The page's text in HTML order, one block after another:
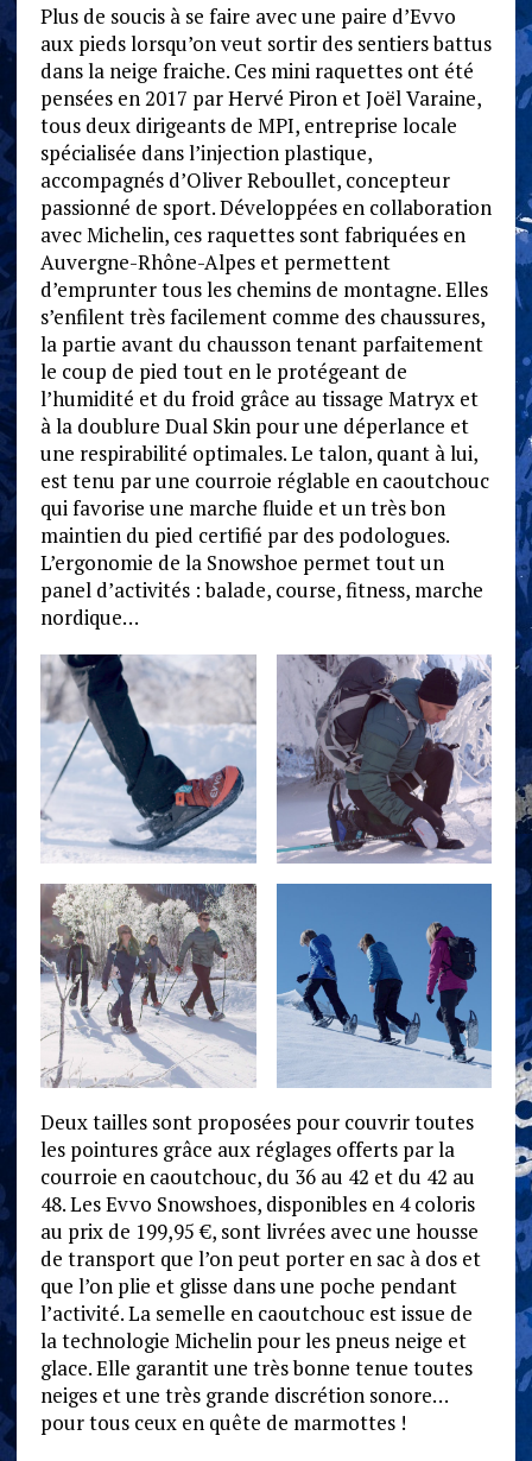
Plus de soucis à se faire avec une paire d’Evvo
aux pieds lorsqu’on veut sortir des sentiers battus
dans la neige fraiche. Ces mini raquettes ont été
pensées en 2017 par Hervé Piron et Joël Varaine,
tous deux dirigeants de MPI, entreprise locale
spécialisée dans l’injection plastique,
accompagnés d’Oliver Reboullet, concepteur
passionné de sport. Développées en collaboration
avec Michelin, ces raquettes sont fabriquées en
Auvergne-Rhône-Alpes et permettent
d’emprunter tous les chemins de montagne. Elles
s’enfilent très facilement comme des chaussures,
la partie avant du chausson tenant parfaitement
le coup de pied tout en le protégeant de
l’humidité et du froid grâce au tissage Matryx et
à la doublure Dual Skin pour une déperlance et
une respirabilité optimales. Le talon, quant à lui,
est tenu par une courroie réglable en caoutchouc
qui favorise une marche fluide et un très bon
maintien du pied certifié par des podologues.
L’ergonomie de la Snowshoe permet tout un
panel d’activités : balade, course, fitness, marche
nordique…
Deux tailles sont proposées pour couvrir toutes
les pointures grâce aux réglages offerts par la
courroie en caoutchouc, du 36 au 42 et du 42 au
48. Les Evvo Snowshoes, disponibles en 4 coloris
au prix de 199,95 €, sont livrées avec une housse
de transport que l’on peut porter en sac à dos et
que l’on plie et glisse dans une poche pendant
l’activité. La semelle en caoutchouc est issue de
la technologie Michelin pour les pneus neige et
glace. Elle garantit une très bonne tenue toutes
neiges et une très grande discrétion sonore…
pour tous ceux en quête de marmottes !